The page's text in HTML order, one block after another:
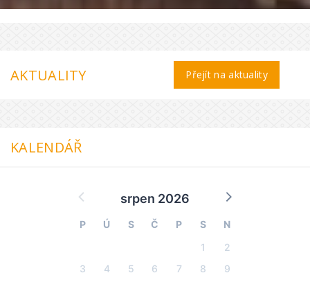
AKTUALITY Přejít na aktuality
KALENDÁŘ
srpen 2026
P Ú S Č P S
N
1
2
3
4 5 6 7 8
9